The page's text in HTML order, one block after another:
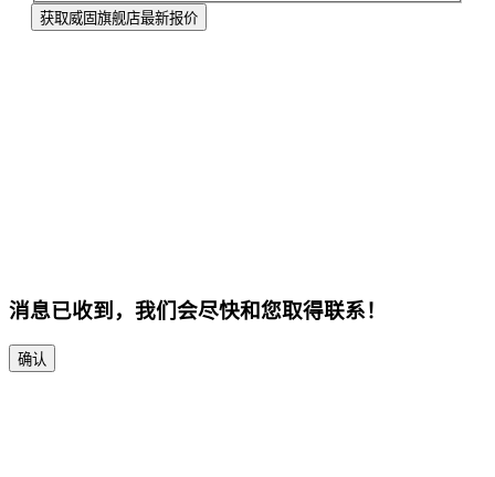
获取威固旗舰店最新报价
消息已收到，我们会尽快和您取得联系！
确认